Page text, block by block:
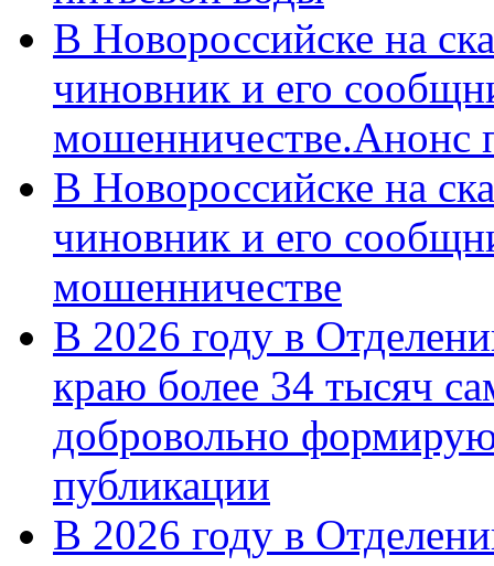
В Новороссийске на
чиновник и его
мошенничестве.Анонс
В Новороссийске на
чиновник и его
мошенничестве
В 2026 году в
краю более 34 тысяч
добровольно
публикации
В 2026 году в